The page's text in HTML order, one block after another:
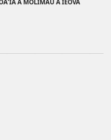
A MOLIMAU A IEOVA